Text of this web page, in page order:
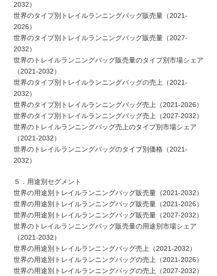
2032）
世界のタイプ別トレイルランニングバッグ販売量（2021-
2026）
世界のタイプ別トレイルランニングバッグ販売量（2027-
2032）
世界のトレイルランニングバッグ販売量のタイプ別市場シェア
（2021-2032）
世界のタイプ別トレイルランニングバッグの売上（2021-
2032）
世界のタイプ別トレイルランニングバッグ売上（2021-2026）
世界のタイプ別トレイルランニングバッグ売上（2027-2032）
世界のトレイルランニングバッグ売上のタイプ別市場シェア
（2021-2032）
世界のトレイルランニングバッグのタイプ別価格（2021-
2032）
５．用途別セグメント
世界の用途別トレイルランニングバッグ販売量（2021-2032）
世界の用途別トレイルランニングバッグ販売量（2021-2026）
世界の用途別トレイルランニングバッグ販売量（2027-2032）
世界のトレイルランニングバッグ販売量の用途別市場シェア
（2021-2032）
世界の用途別トレイルランニングバッグ売上（2021-2032）
世界の用途別トレイルランニングバッグの売上（2021-2026）
世界の用途別トレイルランニングバッグの売上（2027-2032）